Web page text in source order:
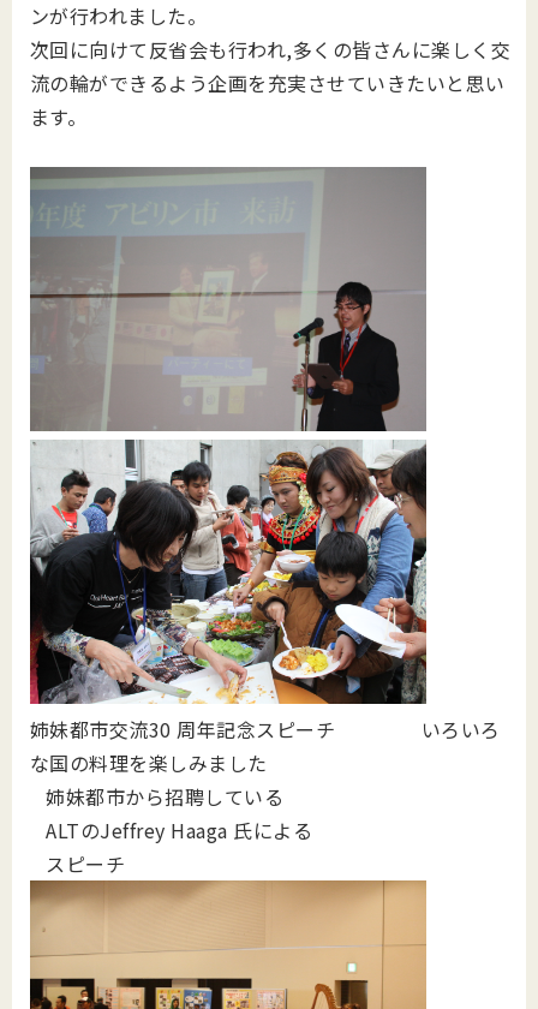
ンが行われました。
次回に向けて反省会も行われ,多くの皆さんに楽しく交
流の輪ができるよう企画を充実させていきたいと思い
ます。
姉妹都市交流30 周年記念スピーチ いろいろ
な国の料理を楽しみました
姉妹都市から招聘している
ALTのJeffrey Haaga 氏による
スピーチ